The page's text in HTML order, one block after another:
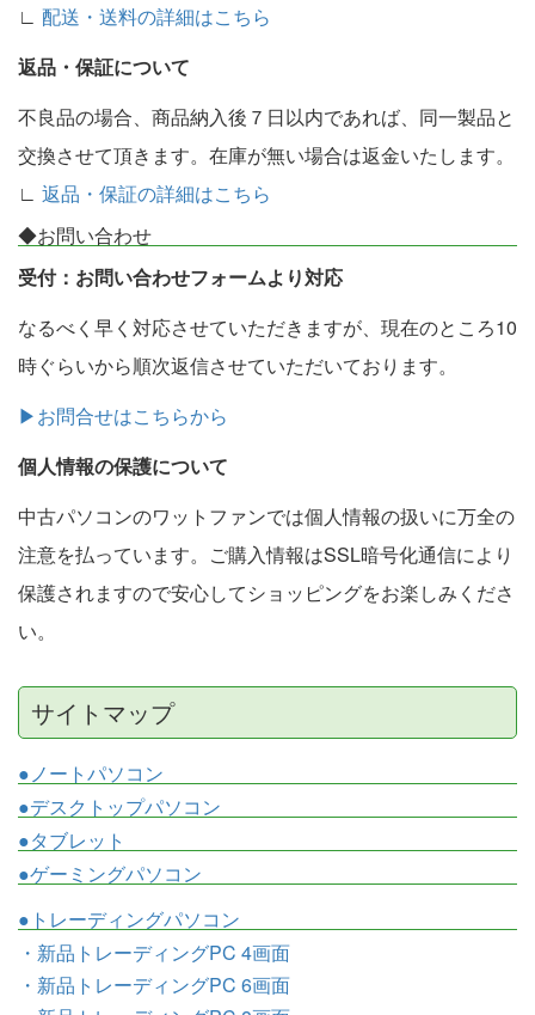
∟ 配送・送料の詳細はこちら
返品・保証について
不良品の場合、商品納入後７日以内であれば、同一製品と
交換させて頂きます。在庫が無い場合は返金いたします。
∟ 返品・保証の詳細はこちら
◆お問い合わせ
受付：お問い合わせフォームより対応
なるべく早く対応させていただきますが、現在のところ10
時ぐらいから順次返信させていただいております。
▶お問合せはこちらから
個人情報の保護について
中古パソコンのワットファンでは個人情報の扱いに万全の
注意を払っています。ご購入情報はSSL暗号化通信により
保護されますので安心してショッピングをお楽しみくださ
い。
サイトマップ
●ノートパソコン
●デスクトップパソコン
●タブレット
●ゲーミングパソコン
●トレーディングパソコン
・新品トレーディングPC 4画面
・新品トレーディングPC 6画面